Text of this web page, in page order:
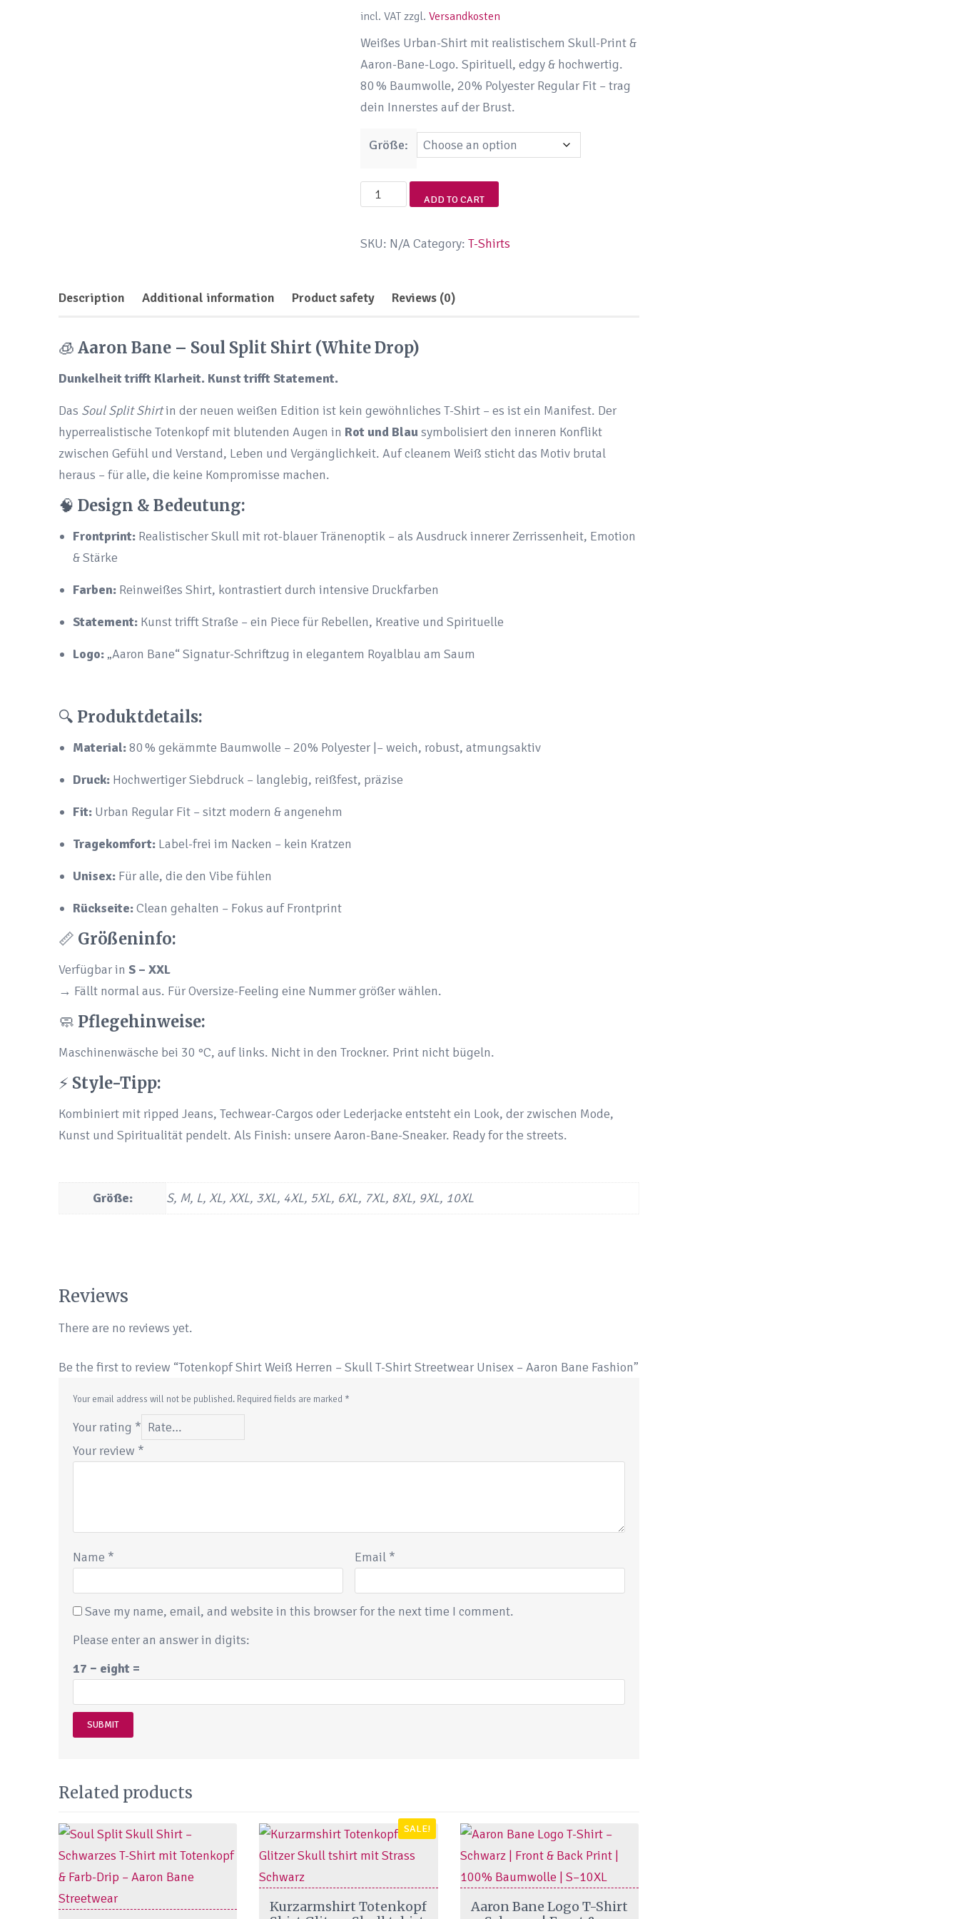
incl. VAT zzgl.Versandkosten
Weißes Urban-Shirt mit realistischem Skull-Print &
Aaron-Bane-Logo. Spirituell, edgy & hochwertig.
80 % Baumwolle, 20% Polyester Regular Fit – trag
dein Innerstes auf der Brust.
Größe:
Totenkopf
Skull
Shirt
Streetwear
–
Aaron
Bane
ADD TO CART
SKU: N/A Category:T-Shirts
Description Additional information Product safety Reviews (0)
🧊 Aaron Bane – Soul Split Shirt (White Drop)
Dunkelheit trifft Klarheit. Kunst trifft Statement.
Das Soul Split Shirtin der neuen weißen Edition ist kein gewöhnliches T-Shirt – es ist ein Manifest. Der
hyperrealistische Totenkopf mit blutenden Augen in Rot und Blausymbolisiert den inneren Konflikt
zwischen Gefühl und Verstand, Leben und Vergänglichkeit. Auf cleanem Weiß sticht das Motiv brutal
heraus – für alle, die keine Kompromisse machen.
🧠 Design & Bedeutung:
Frontprint: Realistischer Skull mit rot-blauer Tränenoptik – als Ausdruck innerer Zerrissenheit, Emotion
& Stärke
Farben: Reinweißes Shirt, kontrastiert durch intensive Druckfarben
Statement: Kunst trifft Straße – ein Piece für Rebellen, Kreative und Spirituelle
Logo: „Aaron Bane“ Signatur-Schriftzug in elegantem Royalblau am Saum
🔍 Produktdetails:
Material:80 % gekämmte Baumwolle – 20% Polyester |– weich, robust, atmungsaktiv
Druck: Hochwertiger Siebdruck – langlebig, reißfest, präzise
Fit: Urban Regular Fit – sitzt modern & angenehm
Tragekomfort: Label-frei im Nacken – kein Kratzen
Unisex: Für alle, die den Vibe fühlen
Rückseite:Clean gehalten – Fokus auf Frontprint
📏 Größeninfo:
Verfügbar in S – XXL
→ Fällt normal aus. Für Oversize-Feeling eine Nummer größer wählen.
🧼 Pflegehinweise:
Maschinenwäsche bei 30 °C, auf links. Nicht in den Trockner. Print nicht bügeln.
⚡ Style-Tipp:
Kombiniert mit ripped Jeans, Techwear-Cargos oder Lederjacke entsteht ein Look, der zwischen Mode,
Kunst und Spiritualität pendelt. Als Finish: unsere Aaron-Bane-Sneaker. Ready for the streets.
Größe: S, M, L, XL, XXL, 3XL, 4XL, 5XL, 6XL, 7XL, 8XL, 9XL, 10XL
Reviews
There are no reviews yet.
Be the first to review “Totenkopf Shirt Weiß Herren – Skull T-Shirt Streetwear Unisex – Aaron Bane Fashion”
Your email address will not be published. Required fields are marked *
Your rating *
Your review *
Name * Email *
Save my name, email, and website in this browser for the next time I comment.
Please enter an answer in digits:
17 − eight =
Related products
SALE!
Kurzarmshirt Totenkopf
Aaron Bane Logo T-Shirt